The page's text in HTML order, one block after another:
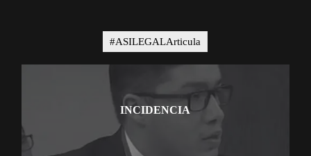
#ASILEGALArticula
INCIDENCIA